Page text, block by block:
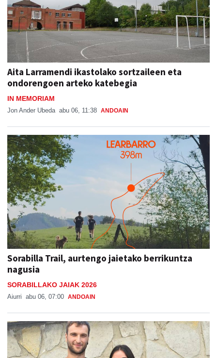
Aita Larramendi ikastolako sortzaileen eta
ondorengoen arteko katebegia
IN MEMORIAM
Jon Ander Ubeda abu 06, 11:38 ANDOAIN
Sorabilla Trail, aurtengo jaietako berrikuntza
nagusia
SORABILLAKO JAIAK 2026
Aiurri abu 06, 07:00 ANDOAIN